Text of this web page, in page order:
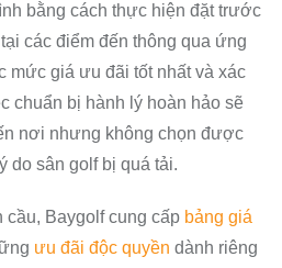
bằng cách thực hiện đặt trước
các điểm đến thông qua ứng
mức giá ưu đãi tốt nhất và xác
chuẩn bị hành lý hoàn hảo sẽ
nơi nhưng không chọn được
do sân golf bị quá tải.
Baygolf cung cấp bảng giá
ưu đãi độc quyền dành riêng